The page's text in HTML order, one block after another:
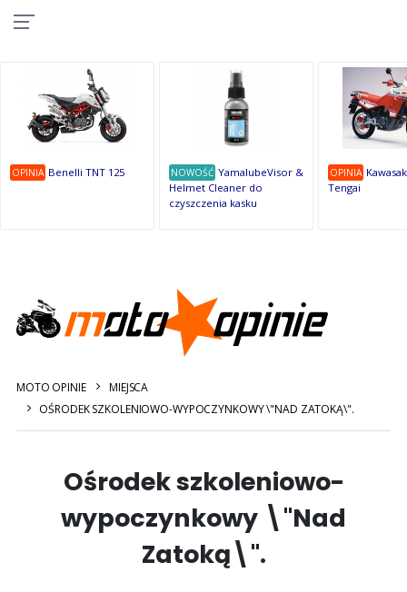
OSTATNIE
OPINIA Benelli TNT 125 NOWOŚĆ YamalubeVisor &
Helmet Cleaner do
czyszczenia kasku
OPINIA
Tengai
MOTO OPINIE
MIEJSCA
OŚRODEK SZKOLENIOWO-WYPOCZYNKOWY \"NAD ZATOKĄ\".
Ośrodek szkoleniowo-
wypoczynkowy \"Nad
Zatoką\".